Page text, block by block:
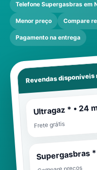
Telefone Supergasbras em
Menor preço Compare
Pagamento na entrega
Revendas
Ultragaz * • 24
Frete grátis
Supergasbras